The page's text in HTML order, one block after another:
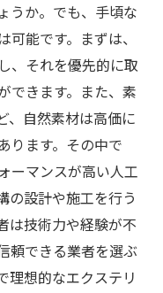
うか。でも、手頃な
能です。まずは、
、それを優先的に取
できます。また、素
、自然素材は高価に
ります。その中で
ーマンスが高い人工
の設計や施工を行う
は技術力や経験が不
頼できる業者を選ぶ
理想的なエクステリ